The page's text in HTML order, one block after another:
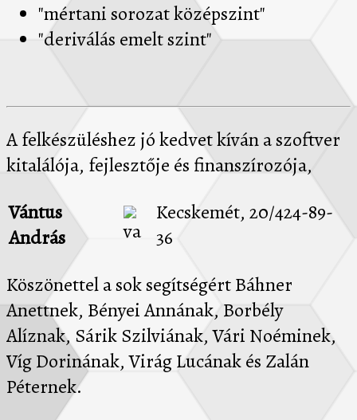
"mértani sorozat középszint"
"deriválás emelt szint"
A felkészüléshez jó kedvet kíván a szoftver
kitalálója, fejlesztője és finanszírozója,
Vántus
András
Kecskemét, 20/424-89-
36
Köszönettel a sok segítségért Báhner
Anettnek, Bényei Annának, Borbély
Alíznak, Sárik Szilviának, Vári Noéminek,
Víg Dorinának, Virág Lucának és Zalán
Péternek.